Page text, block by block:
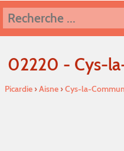
02220 - Cys-
Picardie›Aisne›Cys-la-